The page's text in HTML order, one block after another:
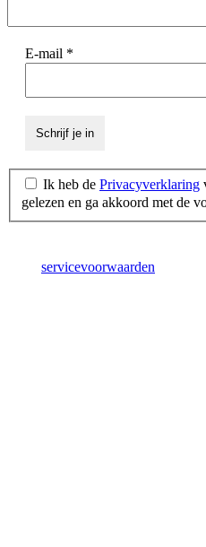
E-mail *
Ik heb de Privacyverklaring
gelezen en ga akkoord met de
servicevoorwaarden